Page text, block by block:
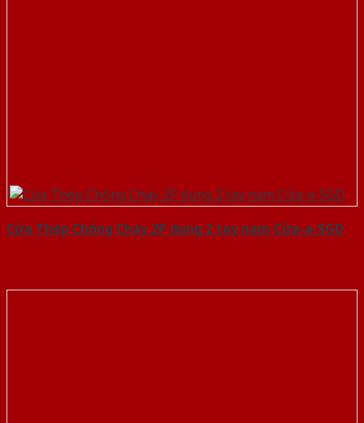
Cửa Thép Chống Cháy 2P dung 2 tay nam Cửa-a-SGD